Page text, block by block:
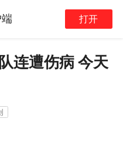
端 打开
连遭伤病 今天